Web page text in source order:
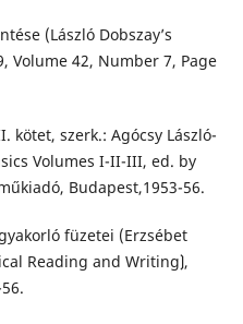
(László Dobszay’s
Volume 42, Number 7, Page
kötet, szerk.: Agócsy László-
Volumes I-II-III, ed. by
Budapest,1953-56.
füzetei (Erzsébet
Reading and Writing⟯,